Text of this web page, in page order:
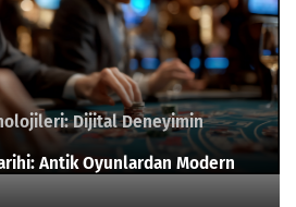
Dijital Deneyimin
Antik Oyunlardan Modern